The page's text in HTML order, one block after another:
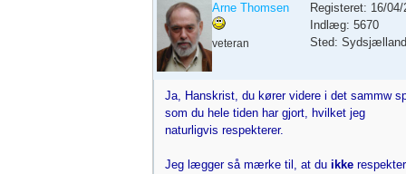
Arne Thomsen
veteran
Registeret: 16/04/
Indlæg: 5670
Sted: Sydsjælland
Ja, Hanskrist, du kører videre i det sammw
som du hele tiden har gjort, hvilket jeg
naturligvis respekterer.
Jeg lægger så mærke til, at du ikke